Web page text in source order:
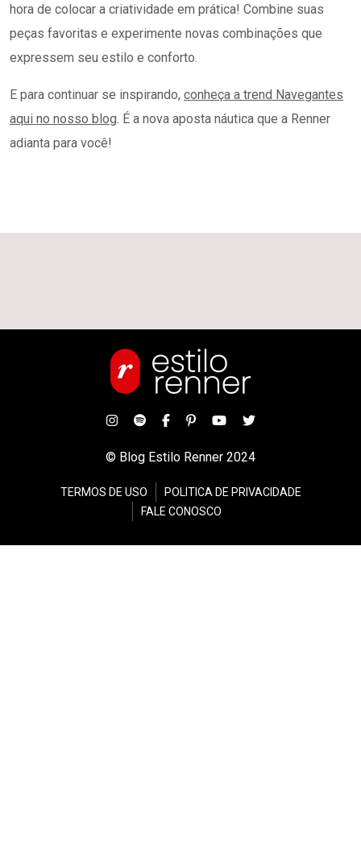
hora de colocar a criatividade em prática! Combine suas
peças favoritas e experimente novas combinações que
expressem seu estilo e conforto.
E para continuar se inspirando, conheça a trend Navegantes
aqui no nosso blog. É a nova aposta náutica que a Renner
adianta para você!
© Blog Estilo Renner 2024
TERMOS DE USO
POLITICA DE PRIVACIDADE
FALE CONOSCO